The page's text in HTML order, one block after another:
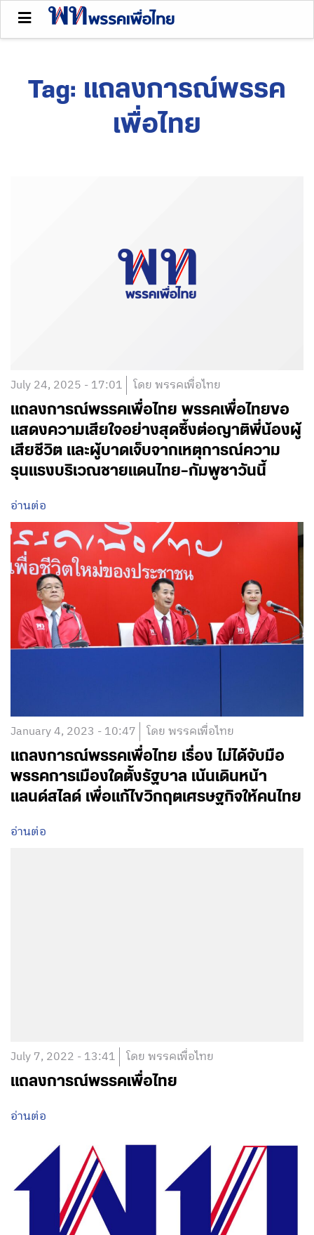
Tag: แถลงการณ์พรรค
เพื่อไทย
July 24, 2025 - 17:01 โดย พรรคเพื่อไทย
แถลงการณ์พรรคเพื่อไทย พรรคเพื่อไทยขอ
แสดงความเสียใจอย่างสุดซึ้งต่อญาติพี่น้องผู้
เสียชีวิต และผู้บาดเจ็บจากเหตุการณ์ความ
รุนแรงบริเวณชายแดนไทย–กัมพูชาวันนี้
อ่านต่อ
January 4, 2023 - 10:47 โดย พรรคเพื่อไทย
แถลงการณ์พรรคเพื่อไทย เรื่อง ไม่ได้จับมือ
พรรคการเมืองใดตั้งรัฐบาล เน้นเดินหน้า
แลนด์สไลด์ เพื่อแก้ไขวิกฤตเศรษฐกิจให้คนไทย
อ่านต่อ
July 7, 2022 - 13:41 โดย พรรคเพื่อไทย
แถลงการณ์พรรคเพื่อไทย
อ่านต่อ